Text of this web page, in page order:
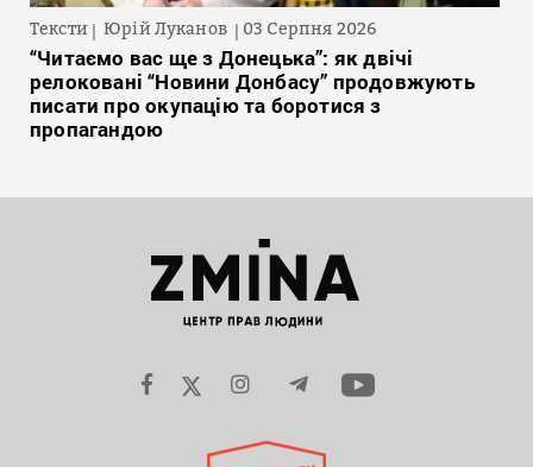
Тексти Юрій Луканов 03 Серпня 2026
“Читаємо вас ще з Донецька”: як двічі
релоковані “Новини Донбасу” продовжують
писати про окупацію та боротися з
пропагандою